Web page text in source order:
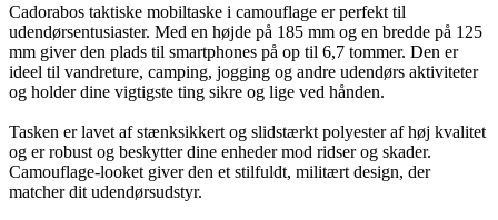
Cadorabos taktiske mobiltaske i camouflage er perfekt til
udendørsentusiaster. Med en højde på 185 mm og en bredde på 125
mm giver den plads til smartphones på op til 6,7 tommer. Den er
ideel til vandreture, camping, jogging og andre udendørs aktiviteter
og holder dine vigtigste ting sikre og lige ved hånden.
Tasken er lavet af stænksikkert og slidstærkt polyester af høj kvalitet
og er robust og beskytter dine enheder mod ridser og skader.
Camouflage-looket giver den et stilfuldt, militært design, der
matcher dit udendørsudstyr.